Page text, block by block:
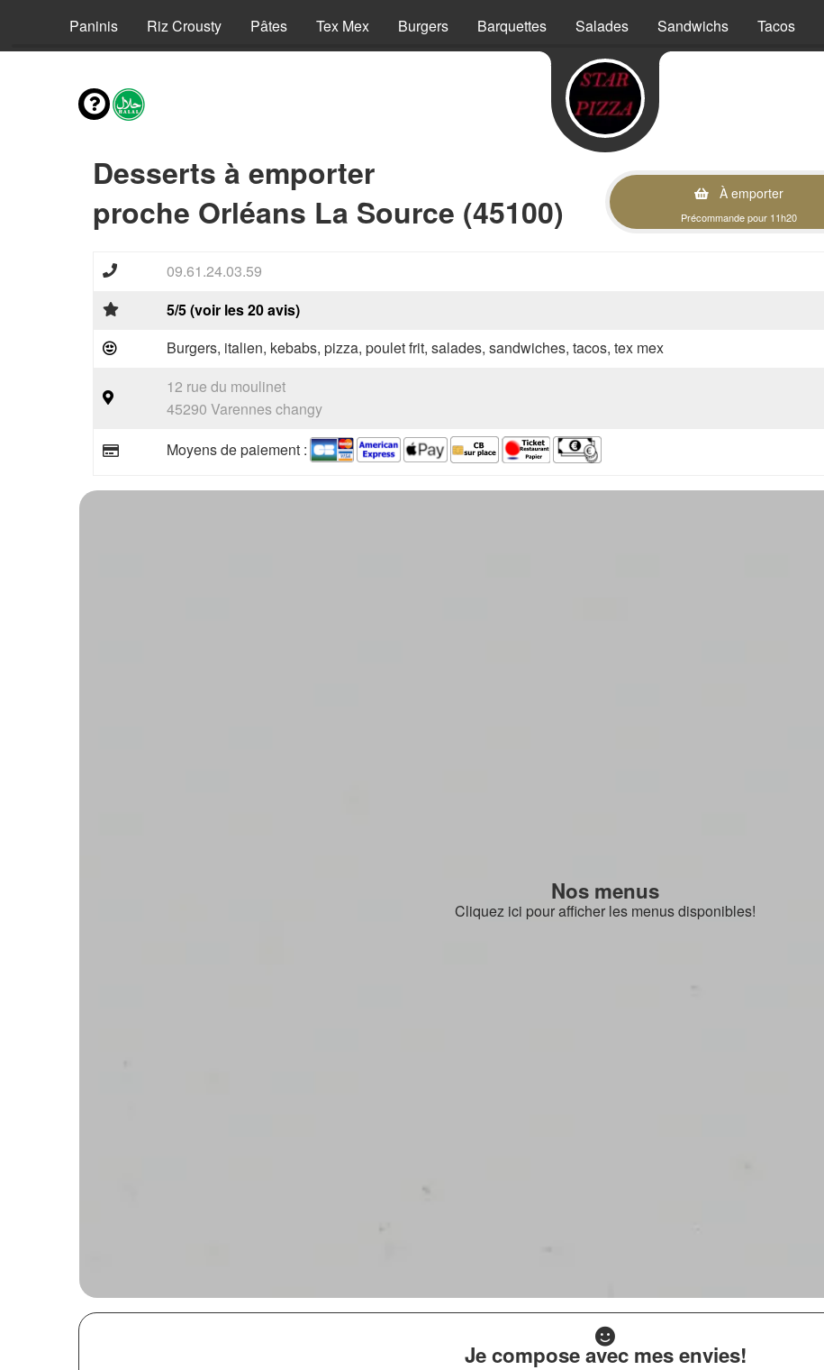
Paninis Riz Crousty Pâtes Tex Mex Burgers Barquettes Salades Sandwichs Tacos
Desserts à emporter
proche Orléans La Source (45100)
À emporter
Précommande pour 11h20
09.61.24.03.59
5/5 (voir les 20 avis)
Burgers, italien, kebabs, pizza, poulet frit, salades, sandwiches, tacos, tex mex
12 rue du moulinet
45290 Varennes changy
Moyens de paiement :
Nos menus
Cliquez ici pour afficher les menus disponibles!
Je compose avec mes envies!